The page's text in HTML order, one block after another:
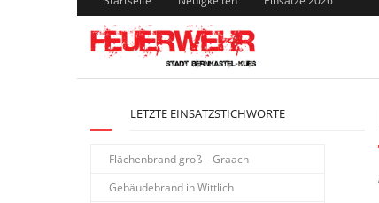
LETZTE EINSATZSTICHWORTE
Flächenbrand groß – Graach
Gebäudebrand in Wittlich